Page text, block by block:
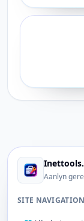
Aanlyn
SITE NAVIGATION